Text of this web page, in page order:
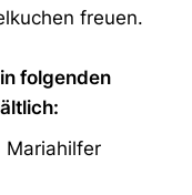
freuen.
folgenden